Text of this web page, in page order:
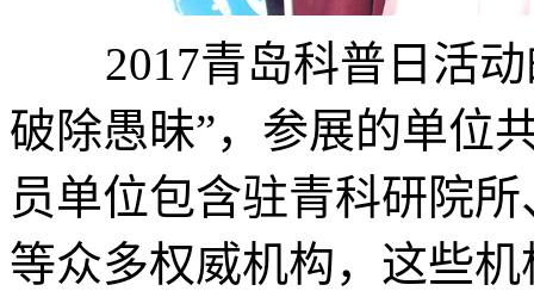
2017青岛科普日活动
破除愚昧”，参展的单位
员单位包含驻青科研院
等众多权威机构，这些